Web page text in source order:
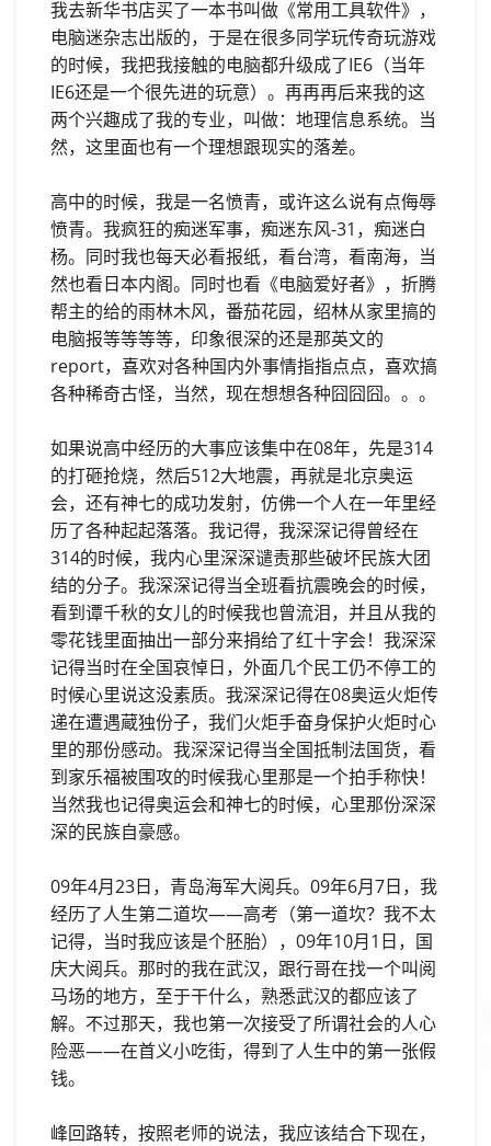
我去新华书店买了一本书叫做《常用工具软件》，
电脑迷杂志出版的，于是在很多同学玩传奇玩游戏
的时候，我把我接触的电脑都升级成了IE6（当年
IE6还是一个很先进的玩意）。再再再后来我的这
两个兴趣成了我的专业，叫做：地理信息系统。当
然，这里面也有一个理想跟现实的落差。
高中的时候，我是一名愤青，或许这么说有点侮辱
愤青。我疯狂的痴迷军事，痴迷东风-31，痴迷白
杨。同时我也每天必看报纸，看台湾，看南海，当
然也看日本内阁。同时也看《电脑爱好者》，折腾
帮主的给的雨林木风，番茄花园，绍林从家里搞的
电脑报等等等等，印象很深的还是那英文的
report，喜欢对各种国内外事情指指点点，喜欢搞
各种稀奇古怪，当然，现在想想各种囧囧囧。。。
如果说高中经历的大事应该集中在08年，先是314
的打砸抢烧，然后512大地震，再就是北京奥运
会，还有神七的成功发射，仿佛一个人在一年里经
历了各种起起落落。我记得，我深深记得曾经在
314的时候，我内心里深深谴责那些破坏民族大团
结的分子。我深深记得当全班看抗震晚会的时候，
看到谭千秋的女儿的时候我也曾流泪，并且从我的
零花钱里面抽出一部分来捐给了红十字会！我深深
记得当时在全国哀悼日，外面几个民工仍不停工的
时候心里说这没素质。我深深记得在08奥运火炬传
递在遭遇蔵独份子，我们火炬手奋身保护火炬时心
里的那份感动。我深深记得当全国抵制法国货，看
到家乐福被围攻的时候我心里那是一个拍手称快！
当然我也记得奥运会和神七的时候，心里那份深深
深的民族自豪感。
09年4月23日，青岛海军大阅兵。09年6月7日，我
经历了人生第二道坎——高考（第一道坎？我不太
记得，当时我应该是个胚胎），09年10月1日，国
庆大阅兵。那时的我在武汉，跟行哥在找一个叫阅
马场的地方，至于干什么，熟悉武汉的都应该了
解。不过那天，我也第一次接受了所谓社会的人心
险恶——在首义小吃街，得到了人生中的第一张假
钱。
峰回路转，按照老师的说法，我应该结合下现在，